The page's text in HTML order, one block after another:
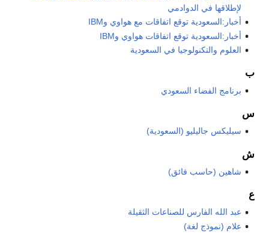
لإطلاقها في الدوادمي
أخبار:السعودية توقع اتفاقات مع هواوي وIBM
أخبار:السعودية توقع اتفاقات هواوي وIBM
العلوم والتكنولوجيا في السعودية
ب
برنامج الفضاء السعودي
س
سيليكس جاليليو (السعودية)
ش
شاهين (حاسب فائق)
ع
عبد الله الفارس للصناعات الثقيلة
علام (نموذج لغة)